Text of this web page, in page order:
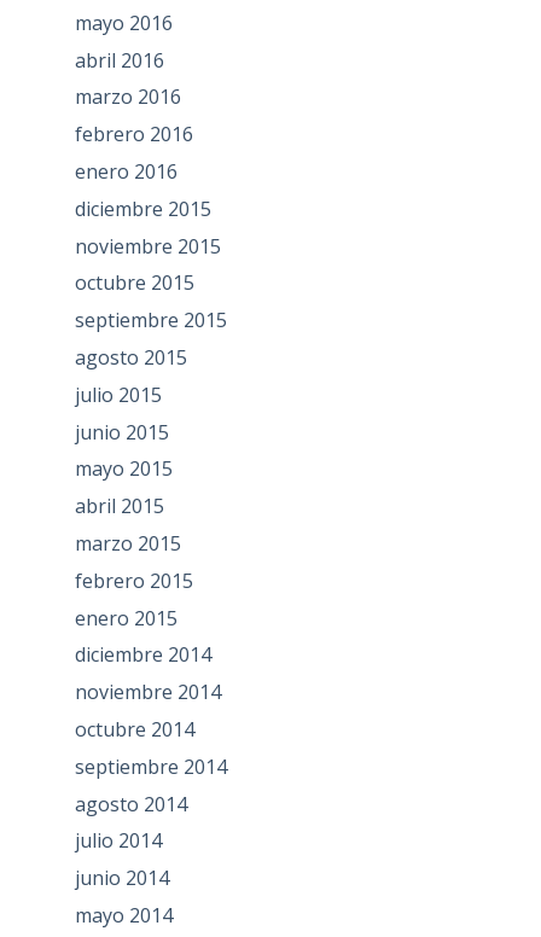
mayo 2016
abril 2016
marzo 2016
febrero 2016
enero 2016
diciembre 2015
noviembre 2015
octubre 2015
septiembre 2015
agosto 2015
julio 2015
junio 2015
mayo 2015
abril 2015
marzo 2015
febrero 2015
enero 2015
diciembre 2014
noviembre 2014
octubre 2014
septiembre 2014
agosto 2014
julio 2014
junio 2014
mayo 2014